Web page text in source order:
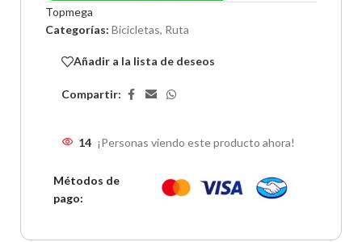
Topmega
Categorías: Bicicletas, Ruta
Añadir a la lista de deseos
Compartir:
14 ¡Personas viendo este producto ahora!
Métodos de
pago: